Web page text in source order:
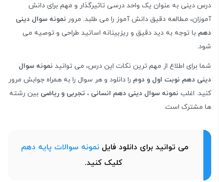
درس دینی به عنوان یک واحد درسی تاثیرگذار و مهم برای دانش
آموزان، مطالعه دقیق دانش آموز را می طلبد. مرور نمونه سوال دینی
دهم با توجه به دید دقیق و ریزبینانه اساتید طراحی و توصیه می
شود.
شما برای اطلاع از مهم ترین نکات این درس، می توانید نمونه سوال
دینی دهم نوبت اول و دوم را دانلود و هر سوال را به همراه جوابش مرور
کنید. اغلب نمونه سوال دینی دهم انسانی ، تجربی و ریاضی بین رشته
ها مشترک است.
می توانید برای دانلود فایل نمونه سوالات پایه دهم
کلیک کنید.